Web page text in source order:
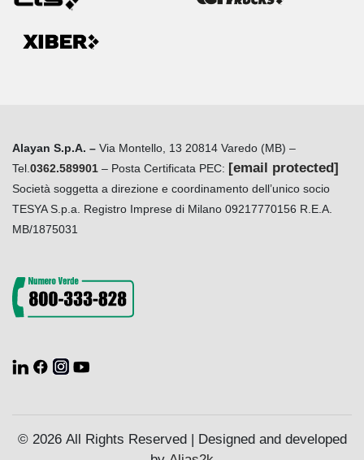
Alayan S.p.A. – Via Montello, 13 20814 Varedo (MB) –
Tel. 0362.589901 – Posta Certificata PEC: [email protected]
Società soggetta a direzione e coordinamento dell’unico socio
TESYA S.p.a. Registro Imprese di Milano 09217770156 R.E.A.
MB/1875031
© 2026 All Rights Reserved | Designed and developed